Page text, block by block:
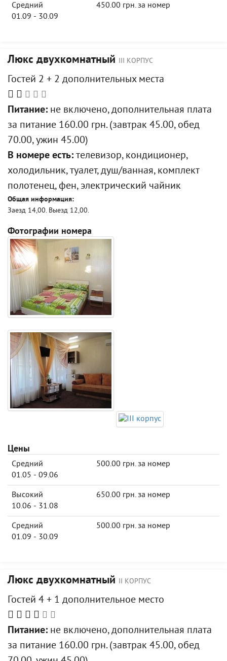
Средний
01.09 - 30.09
450.00 грн. за номер
Люкс двухкомнатный III КОРПУС
Гостей 2 + 2 дополнительных места
Питание: не включено, дополнительная плата
за питание 160.00 грн. (завтрак 45.00, обед
70.00, ужин 45.00)
В номере есть: телевизор, кондиционер,
холодильник, туалет, душ/ванная, комплект
полотенец, фен, электрический чайник
Общая информация:
Заезд 14,00. Выезд 12,00.
Фотографии номера
Цены
Средний
01.05 - 09.06
500.00 грн. за номер
Высокий
10.06 - 31.08
650.00 грн. за номер
Средний
01.09 - 30.09
500.00 грн. за номер
Люкс двухкомнатный II КОРПУС
Гостей 4 + 1 дополнительное место
Питание: не включено, дополнительная плата
за питание 160.00 грн. (завтрак 45.00, обед